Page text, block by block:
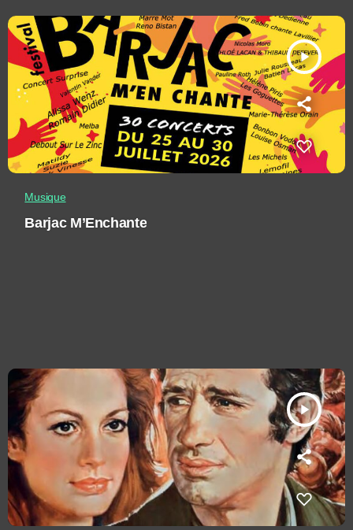
play_arrow
Musique
Barjac M’Enchante
play_arrow